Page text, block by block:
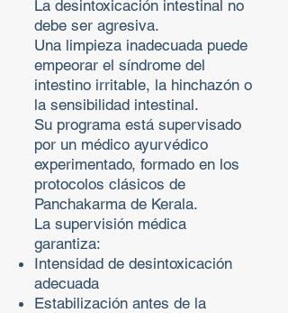
La desintoxicación intestinal no
debe ser agresiva.
Una limpieza inadecuada puede
empeorar el síndrome del
intestino irritable, la hinchazón o
la sensibilidad intestinal.
Su programa está supervisado
por un médico ayurvédico
experimentado, formado en los
protocolos clásicos de
Panchakarma de Kerala.
La supervisión médica
garantiza:
Intensidad de desintoxicación
adecuada
Estabilización antes de la